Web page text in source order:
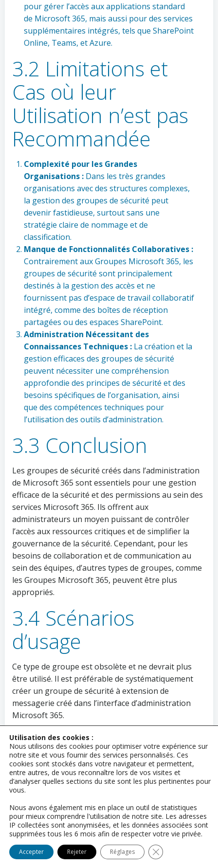
pour gérer l’accès aux applications standard
de Microsoft 365, mais aussi pour des services
supplémentaires intégrés, tels que SharePoint
Online, Teams, et Azure.
3.2 Limitations et
Cas où leur
Utilisation n’est pas
Recommandée
Complexité pour les Grandes
Organisations : Dans les très grandes
organisations avec des structures complexes,
la gestion des groupes de sécurité peut
devenir fastidieuse, surtout sans une
stratégie claire de nommage et de
classification.
Manque de Fonctionnalités Collaboratives :
Contrairement aux Groupes Microsoft 365, les
groupes de sécurité sont principalement
destinés à la gestion des accès et ne
fournissent pas d’espace de travail collaboratif
intégré, comme des boîtes de réception
partagées ou des espaces SharePoint.
Administration Nécessitant des
Connaissances Techniques : La création et la
gestion efficaces des groupes de sécurité
peuvent nécessiter une compréhension
approfondie des principes de sécurité et des
besoins spécifiques de l’organisation, ainsi
que des compétences techniques pour
l’utilisation des outils d’administration.
3.3 Conclusion
Les groupes de sécurité créés dans l’administration
de Microsoft 365 sont essentiels pour une gestion
efficace de la sécurité et des permissions au sein des
services Microsoft 365. Ils offrent aux
administrateurs un moyen puissant de contrôler
l’accès aux ressources critiques et de simplifier la
gouvernance de la sécurité. Cependant, pour les
besoins de collaboration et de communication au
sein des équipes, d’autres types de groupes, comme
les Groupes Microsoft 365, peuvent être plus
appropriés.
3.4 Scénarios
d’usage
Ce type de groupe est obsolète et ne devrait plus
être utilisé. Il est préférable de systématiquement
créer un groupe de sécurité à extension de
messagerie créé dans l’interface d’administration
Microsoft 365.
4 Groupes de
Sécurité Créés
dans Entra
(Azure AD)
Utilisation des cookies :
Nous utilisons des cookies pour optimiser votre expérience sur
notre site et vous fournir des services personnalisés. Ces
cookies sont stockés dans votre navigateur et permettent,
entre autres, de vous reconnaître lors de vos visites et
d’analyser quelles sections du site sont les plus pertinentes pour
vous.
Nous avons également mis en place un outil de statistiques
pour mieux comprendre l'utilisation de notre site. Les adresses
IP collectées sont anonymisées, et les données associées sont
supprimées tous les 6 mois afin de respecter votre vie privée.
Accepter Rejeter Réglages Close GDPR